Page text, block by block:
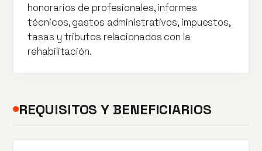
honorarios de profesionales, informes
técnicos, gastos administrativos, impuestos,
tasas y tributos relacionados con la
rehabilitación.
REQUISITOS Y BENEFICIARIOS